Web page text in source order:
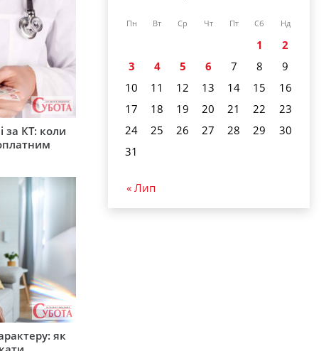
за КТ: коли
як
Пн Вт Ср Чт Пт Сб Нд
1
2
3
4 5 6 7 8
9
10
11 12 13 14 15
16
17
18 19 20 21 22
23
24
25 26 27 28 29
30
31
« Лип